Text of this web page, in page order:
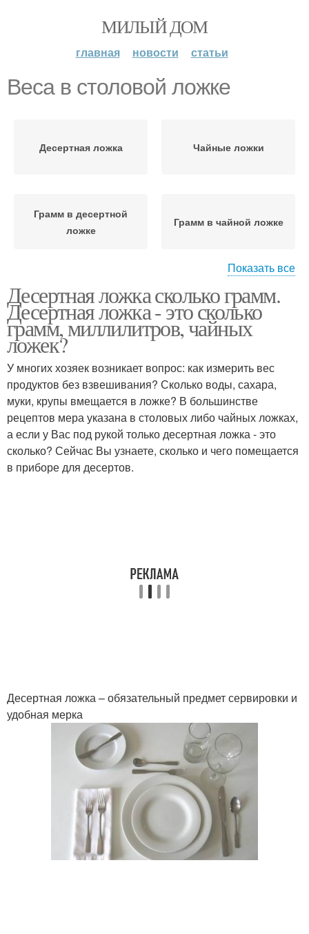
МИЛЫЙ ДОМ
главная новости статьи
Веса в столовой ложке
Десертная ложка Чайные ложки
Грамм в десертной
ложке
Грамм в чайной ложке
ложке
ложке
Десертные ложки
Таблица для столовой
ложки
Масла в десертной
ложке
Чайная ложка
Показать все
Десертная ложка сколько грамм.
Десертная ложка - это сколько
грамм, миллилитров, чайных
ложек?
У многих хозяек возникает вопрос: как измерить вес
продуктов без взвешивания? Сколько воды, сахара,
муки, крупы вмещается в ложке? В большинстве
рецептов мера указана в столовых либо чайных ложках,
а если у Вас под рукой только десертная ложка - это
сколько? Сейчас Вы узнаете, сколько и чего помещается
в приборе для десертов.
Десертная ложка – обязательный предмет сервировки и
удобная мерка